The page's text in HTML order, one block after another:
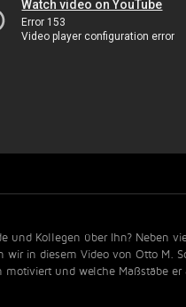
und Kollegen über Ihn? Neben
wir in diesem Video von Otto M.
motiviert und welche Maßstäbe er